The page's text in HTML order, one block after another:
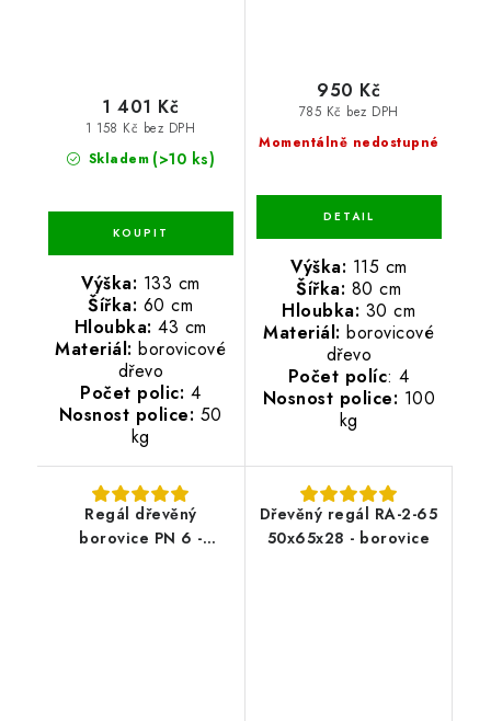
Skladem (>10 ks)
1 158 Kč bez DPH
1 401 Kč
Výška: 133 cm
Šířka: 60 cm
Hloubka: 43 cm
Materiál: borovicové
dřevo
Počet polic: 4
Nosnost police: 50
kg
Momentálně nedostupné
785 Kč bez DPH
950 Kč
Výška: 115 cm
Šířka: 80 cm
Hloubka: 30 cm
Materiál: borovicové
dřevo
Počet políc: 4
Nosnost police: 100
kg
Regál dřevěný
borovice PN 6 -
Dřevěný regál RA-2-65
50x65x28 - borovice